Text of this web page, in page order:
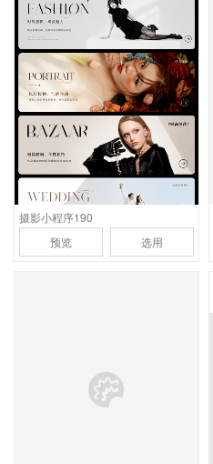
应用场景
功能有新品推荐，客片展
示，创意团队，在线预
约，品牌介绍，联系方式
摄影小程序190
预览
选用
首页支持视频全屏自动播
放，功能含样片预览，客
片展示，品牌介绍，联系